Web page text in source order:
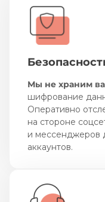
Мы не храним
шифрование
Оперативно
на стороне
и мессенджеров
аккаунтов.